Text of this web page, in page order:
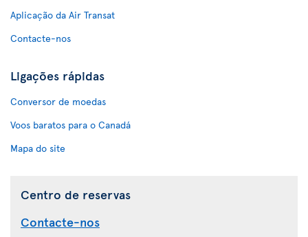
Aplicação da Air Transat
Contacte-nos
Ligações rápidas
Conversor de moedas
Voos baratos para o Canadá
Mapa do site
Centro de reservas
Contacte-nos